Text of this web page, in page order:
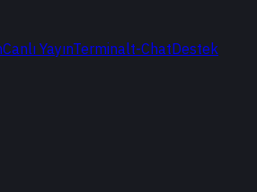
Canlı YayınTerminalt-ChatDestek